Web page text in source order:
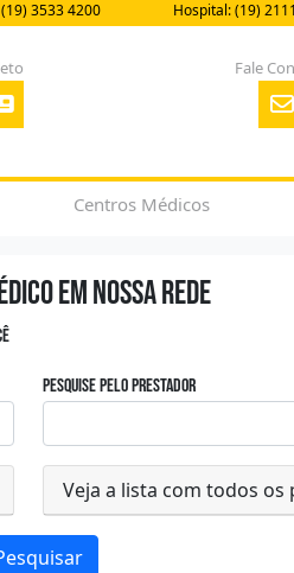
3533 4200 Hospital: (19)
Fale
Centros Médicos
em nossa rede
Pesquise pelo prestador
Veja a lista com todos